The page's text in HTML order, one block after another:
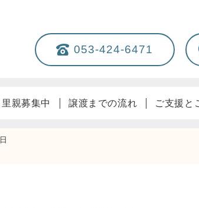
053-424-6471
里親募集中 譲渡までの流れ ご支援と